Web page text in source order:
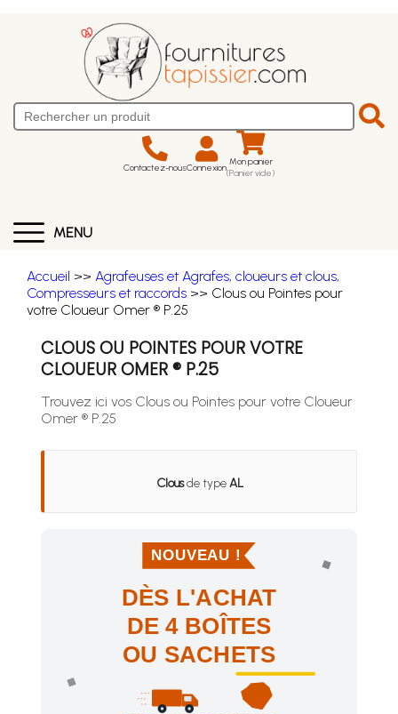
Contactez-nousConnexion Mon panier
(Panier vide)
MENU
Accueil >> Agrafeuses et Agrafes, cloueurs et clous,
Compresseurs et raccords >> Clous ou Pointes pour
votre Cloueur Omer ® P.25
CLOUS OU POINTES POUR VOTRE
CLOUEUR OMER ® P.25
Trouvez ici vos Clous ou Pointes pour votre Cloueur
Omer ® P.25
Clousde typeAL
NOUVEAU !
DÈS L'ACHAT
DE 4 BOÎTES
OU SACHETS